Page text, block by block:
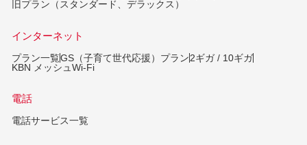
旧プラン（スタンダード、デラックス）
インターネット
プラン一覧GS（子育て世代応援）プラン2ギガ / 10ギガ
KBN メッシュWi-Fi
電話
電話サービス一覧